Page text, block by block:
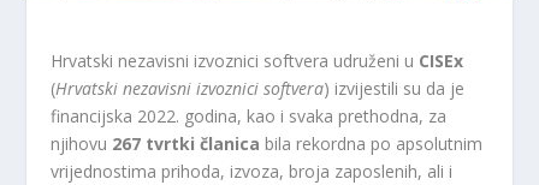
Hrvatski nezavisni izvoznici softvera udruženi u CISEx
(Hrvatski nezavisni izvoznici softvera) izvijestili su da je
financijska 2022. godina, kao i svaka prethodna, za
njihovu 267 tvrtki članica bila rekordna po apsolutnim
vrijednostima prihoda, izvoza, broja zaposlenih, ali i